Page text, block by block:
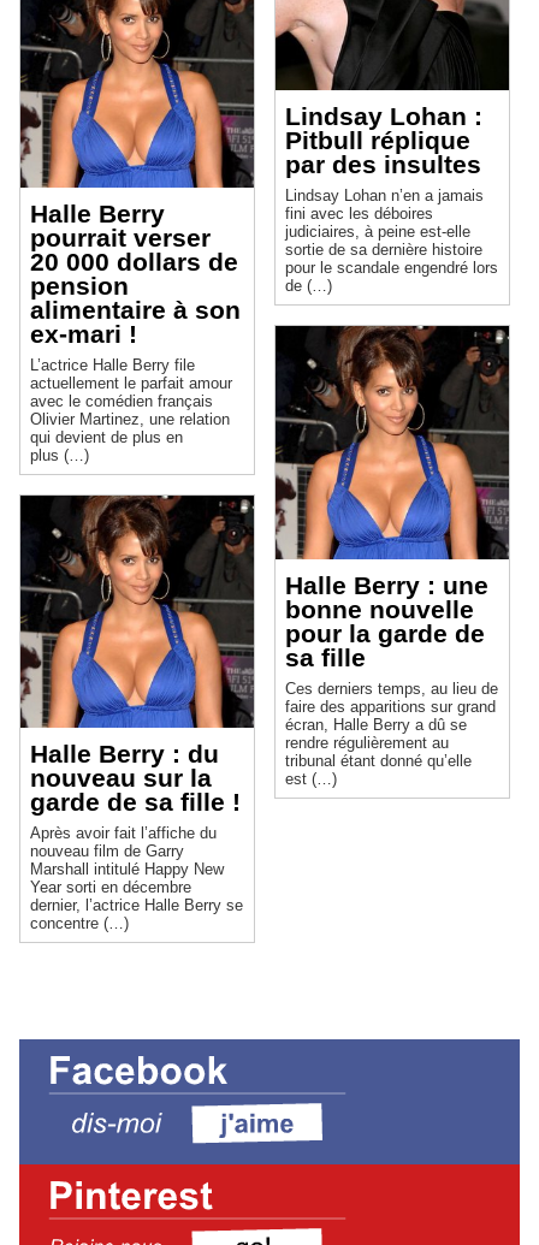
Halle Berry
pourrait verser
20 000 dollars de
pension
alimentaire à son
ex-mari !
L’actrice Halle Berry file
actuellement le parfait amour
avec le comédien français
Olivier Martinez, une relation
qui devient de plus en
plus (…)
Halle Berry : du
nouveau sur la
garde de sa fille !
Après avoir fait l’affiche du
nouveau film de Garry
Marshall intitulé Happy New
Year sorti en décembre
dernier, l’actrice Halle Berry se
concentre (…)
Lindsay Lohan :
Pitbull réplique
par des insultes
Lindsay Lohan n’en a jamais
fini avec les déboires
judiciaires, à peine est-elle
sortie de sa dernière histoire
pour le scandale engendré lors
de (…)
Halle Berry : une
bonne nouvelle
pour la garde de
sa fille
Ces derniers temps, au lieu de
faire des apparitions sur grand
écran, Halle Berry a dû se
rendre régulièrement au
tribunal étant donné qu’elle
est (…)